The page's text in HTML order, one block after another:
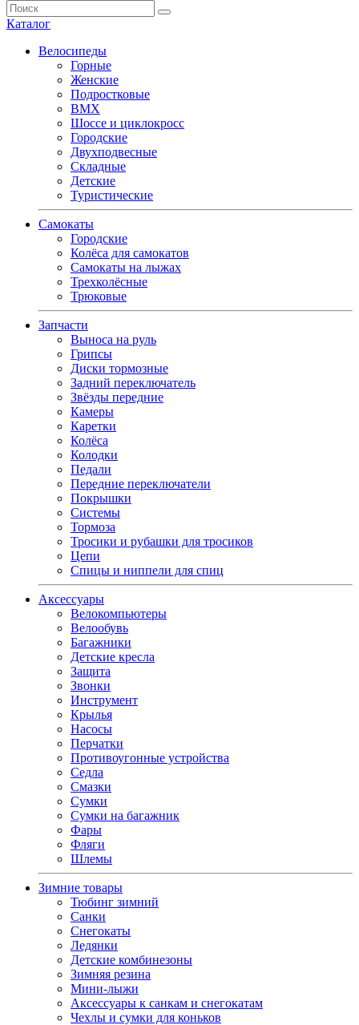
Каталог
Велосипеды
Горные
Женские
Подростковые
BMX
Шоссе и циклокросс
Городские
Двухподвесные
Складные
Детские
Туристические
Самокаты
Городские
Колёса для самокатов
Самокаты на лыжах
Трехколёсные
Трюковые
Запчасти
Выноса на руль
Грипсы
Диски тормозные
Задний переключатель
Звёзды передние
Камеры
Каретки
Колёса
Колодки
Педали
Передние переключатели
Покрышки
Системы
Тормоза
Тросики и рубашки для тросиков
Цепи
Спицы и ниппели для спиц
Аксессуары
Велокомпьютеры
Велообувь
Багажники
Детские кресла
Защита
Звонки
Инструмент
Крылья
Насосы
Перчатки
Противоугонные устройства
Седла
Смазки
Сумки
Сумки на багажник
Фары
Фляги
Шлемы
Зимние товары
Тюбинг зимний
Санки
Снегокаты
Ледянки
Детские комбинезоны
Зимняя резина
Мини-лыжи
Аксессуары к санкам и снегокатам
Чехлы и сумки для коньков